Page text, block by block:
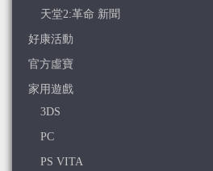
天堂2:革命 新聞
好康活動
官方虛寶
家用遊戲
3DS
PC
PS VITA